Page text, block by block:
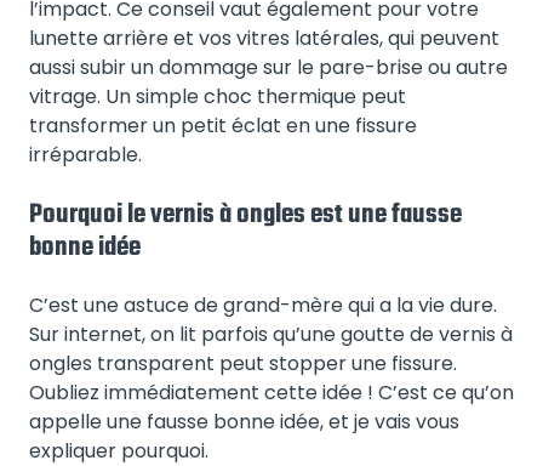
l’impact. Ce conseil vaut également pour votre
lunette arrière et vos vitres latérales, qui peuvent
aussi subir un dommage sur le pare-brise ou autre
vitrage. Un simple choc thermique peut
transformer un petit éclat en une fissure
irréparable.
Pourquoi le vernis à ongles est une fausse
bonne idée
C’est une astuce de grand-mère qui a la vie dure.
Sur internet, on lit parfois qu’une goutte de vernis à
ongles transparent peut stopper une fissure.
Oubliez immédiatement cette idée ! C’est ce qu’on
appelle une fausse bonne idée, et je vais vous
expliquer pourquoi.